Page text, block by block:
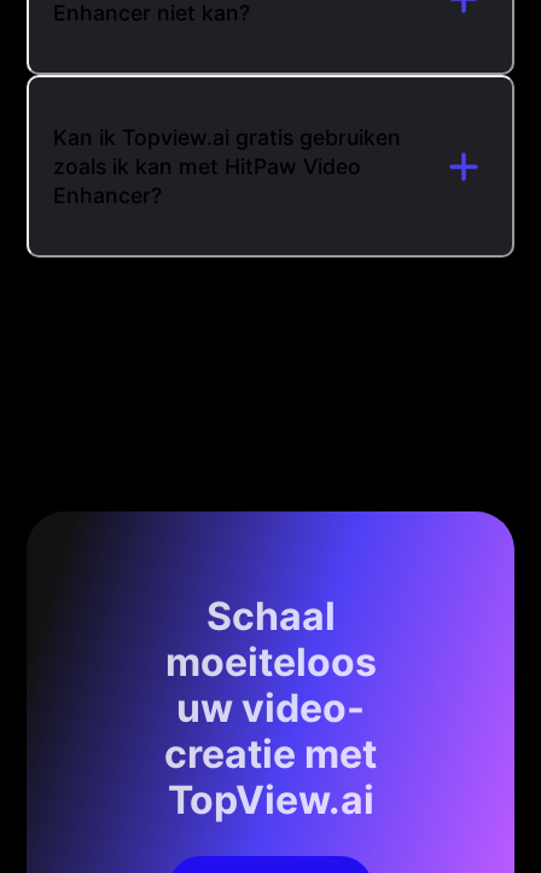
Enhancer niet kan?
Kan ik Topview.ai gratis gebruiken
zoals ik kan met HitPaw Video
Enhancer?
Schaal
moeiteloos
uw video-
creatie met
TopView.ai